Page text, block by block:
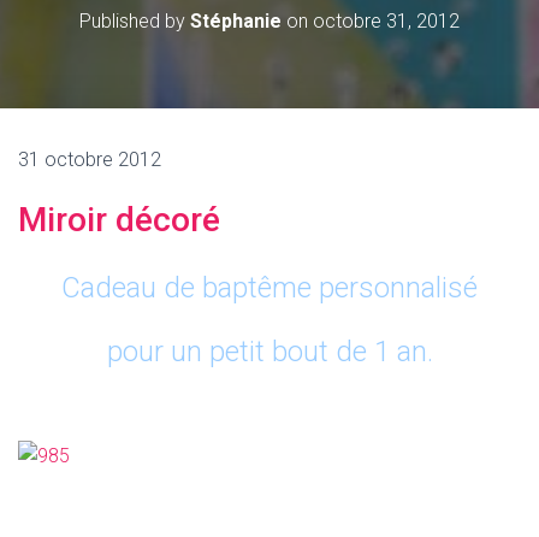
Published by Stéphanie on octobre 31, 2012
31 octobre 2012
Miroir décoré
Cadeau de baptême personnalisé
pour un petit bout de 1 an.